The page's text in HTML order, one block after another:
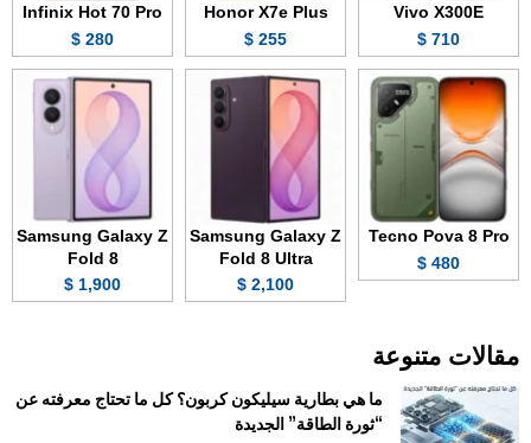
Vivo X300E
710 $
Honor X7e Plus
255 $
Infinix Hot 70 Pro
280 $
Tecno Pova 8 Pro
480 $
Samsung Galaxy Z
Fold 8 Ultra
2,100 $
Samsung Galaxy Z
Fold 8
1,900 $
مقالات متنوعة
ما هي بطارية سيليكون كربون؟ كل ما تحتاج معرفته عن
“ثورة الطاقة” الجديدة